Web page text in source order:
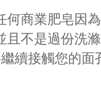
何商業肥皂因
且不是過份洗
續接觸您的